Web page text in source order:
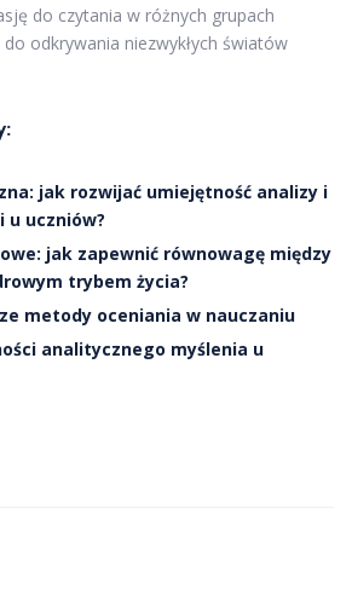
do czytania w różnych grupach
odkrywania niezwykłych światów
jak rozwijać umiejętność analizy i
u uczniów?
jak zapewnić równowagę między
trybem życia?
metody oceniania w nauczaniu
analitycznego myślenia u